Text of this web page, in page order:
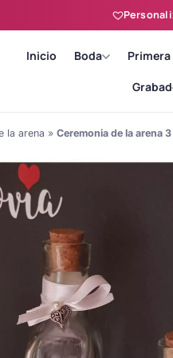
Inicio Boda
Primera
la arena » Ceremonia de la arena